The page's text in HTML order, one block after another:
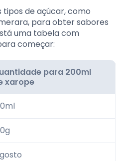
de açúcar, como
para obter sabores
uma tabela com
começar:
para 200ml
xarope